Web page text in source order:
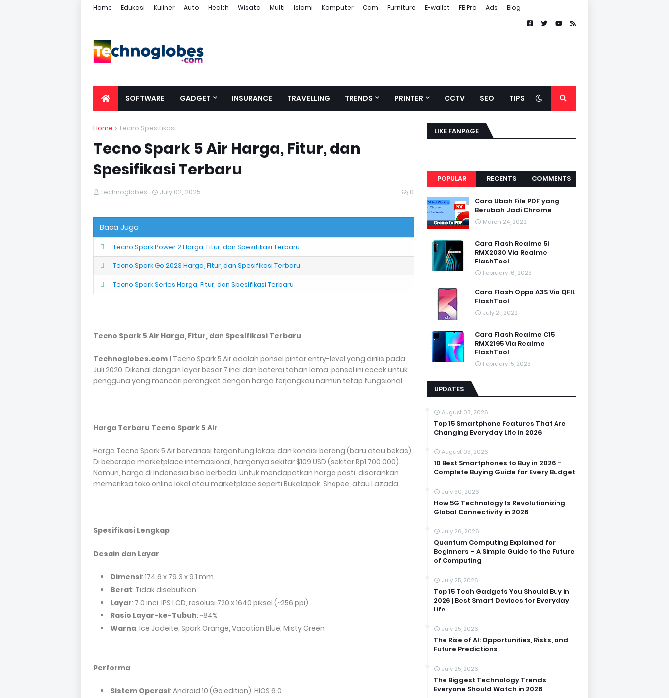
Home Edukasi Kuliner Auto Health Wisata Multi Islami Komputer Cam Furniture E-wallet FB Pro Ads Blog
SOFTWARE GADGET INSURANCE TRAVELLING TRENDS PRINTER CCTV SEO TIPS
Home Tecno Spesifikasi
Tecno Spark 5 Air Harga, Fitur, dan
Spesifikasi Terbaru
technoglobes July 02, 2025 0
Baca Juga
Tecno Spark Power 2 Harga, Fitur, dan Spesifikasi Terbaru
Tecno Spark Go 2023 Harga, Fitur, dan Spesifikasi Terbaru
Tecno Spark Series Harga, Fitur, dan Spesifikasi Terbaru
Tecno Spark 5 Air Harga, Fitur, dan Spesifikasi Terbaru
Technoglobes.com I Tecno Spark 5 Air adalah ponsel pintar entry-level yang dirilis pada
Juli 2020. Dikenal dengan layar besar 7 inci dan baterai tahan lama, ponsel ini cocok untuk
pengguna yang mencari perangkat dengan harga terjangkau namun tetap fungsional.
Harga Terbaru Tecno Spark 5 Air
Harga Tecno Spark 5 Air bervariasi tergantung lokasi dan kondisi barang (baru atau bekas).
Di beberapa marketplace internasional, harganya sekitar $109 USD (sekitar Rp1.700.000).
Namun, harga di Indonesia bisa berbeda. Untuk mendapatkan harga pasti, disarankan
memeriksa toko online lokal atau marketplace seperti Bukalapak, Shopee, atau Lazada.
Spesifikasi Lengkap
Desain dan Layar
Dimensi: 174.6 x 79.3 x 9.1 mm
Berat: Tidak disebutkan
Layar: 7.0 inci, IPS LCD, resolusi 720 x 1640 piksel (~256 ppi)
Rasio Layar-ke-Tubuh: ~84%
Warna: Ice Jadeite, Spark Orange, Vacation Blue, Misty Green
Performa
Sistem Operasi: Android 10 (Go edition), HIOS 6.0
LIKE FANPAGE
POPULAR RECENTS COMMENTS
Cara Ubah File PDF yang
Berubah Jadi Chrome
March 24, 2022
Cara Flash Realme 5i
RMX2030 Via Realme
FlashTool
February 16, 2023
Cara Flash Oppo A3S Via QFIL
FlashTool
July 21, 2022
Cara Flash Realme C15
RMX2195 Via Realme
FlashTool
February 15, 2023
UPDATES
August 03, 2026
Top 15 Smartphone Features That Are
Changing Everyday Life in 2026
August 03, 2026
10 Best Smartphones to Buy in 2026 –
Complete Buying Guide for Every Budget
July 30, 2026
How 5G Technology Is Revolutionizing
Global Connectivity in 2026
July 26, 2026
Quantum Computing Explained for
Beginners – A Simple Guide to the Future
of Computing
July 25, 2026
Top 15 Tech Gadgets You Should Buy in
2026 | Best Smart Devices for Everyday
Life
July 25, 2026
The Rise of AI: Opportunities, Risks, and
Future Predictions
July 25, 2026
The Biggest Technology Trends
Everyone Should Watch in 2026